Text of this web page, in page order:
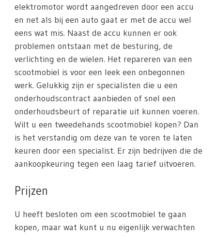
elektromotor wordt aangedreven door een accu
en net als bij een auto gaat er met de accu wel
eens wat mis. Naast de accu kunnen er ook
problemen ontstaan met de besturing, de
verlichting en de wielen. Het repareren van een
scootmobiel is voor een leek een onbegonnen
werk. Gelukkig zijn er specialisten die u een
onderhoudscontract aanbieden of snel een
onderhoudsbeurt of reparatie uit kunnen voeren.
Wilt u een tweedehands scootmobiel kopen? Dan
is het verstandig om deze van te voren te laten
keuren door een specialist. Er zijn bedrijven die de
aankoopkeuring tegen een laag tarief uitvoeren.
Prijzen
U heeft besloten om een scootmobiel te gaan
kopen, maar wat kunt u nu eigenlijk verwachten